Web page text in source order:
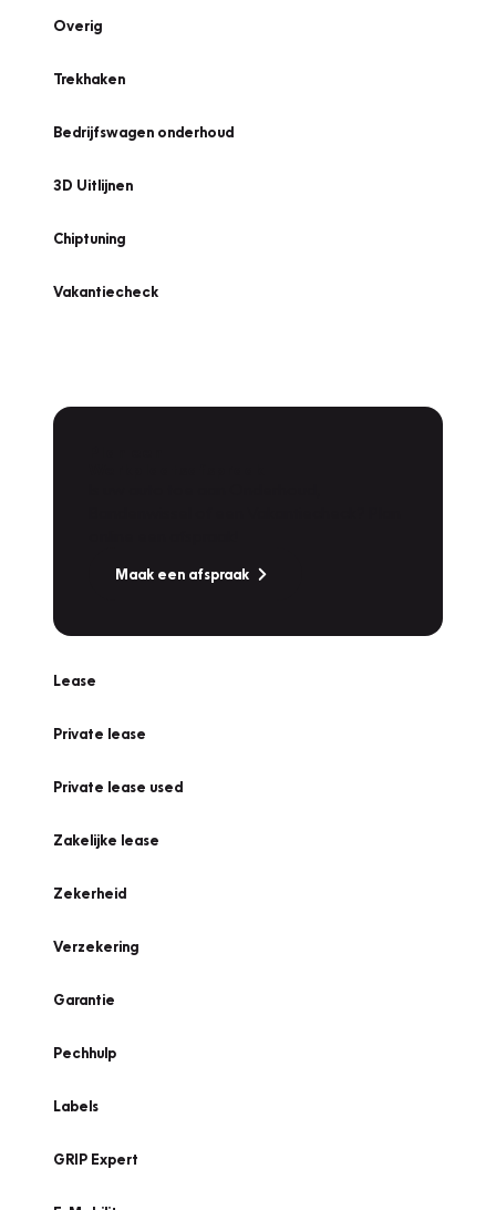
Overig
Trekhaken
Bedrijfswagen onderhoud
3D Uitlijnen
Chiptuning
Vakantiecheck
Maak een afspraak
Lease
Private lease
Private lease used
Zakelijke lease
Zekerheid
Verzekering
Garantie
Pechhulp
Labels
GRIP Expert